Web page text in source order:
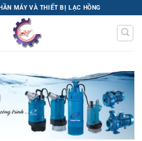
MÁY VÀ THIẾT BỊ LẠC HỒNG